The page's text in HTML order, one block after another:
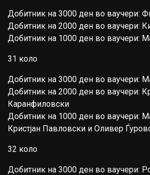
Добитник на 3000 ден во ваучери:
Добитник на 2000 ден во ваучери:
Добитник на 1000 ден во ваучери:
31 коло
Добитник на 3000 ден во ваучери:
Добитник на 2000 ден во ваучери:
Каранфиловски
Добитник на 1000 ден во ваучери:
Кристјан Павловски и Оливер
32 коло
Добитник на 3000 ден во ваучери: